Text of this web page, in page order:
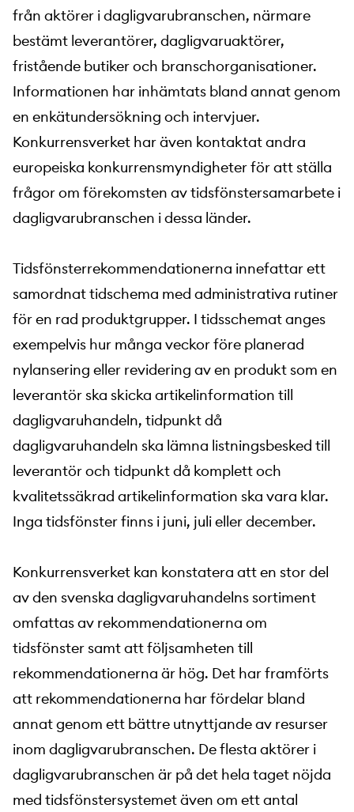
från aktörer i dagligvarubranschen, närmare
bestämt leverantörer, dagligvaruaktörer,
fristående butiker och branschorganisationer.
Informationen har inhämtats bland annat genom
en enkätundersökning och intervjuer.
Konkurrensverket har även kontaktat andra
europeiska konkurrensmyndigheter för att ställa
frågor om förekomsten av tidsfönstersamarbete i
dagligvarubranschen i dessa länder.
Tidsfönsterrekommendationerna innefattar ett
samordnat tidschema med administrativa rutiner
för en rad produktgrupper. I tidsschemat anges
exempelvis hur många veckor före planerad
nylansering eller revidering av en produkt som en
leverantör ska skicka artikelinformation till
dagligvaruhandeln, tidpunkt då
dagligvaruhandeln ska lämna listningsbesked till
leverantör och tidpunkt då komplett och
kvalitetssäkrad artikelinformation ska vara klar.
Inga tidsfönster finns i juni, juli eller december.
Konkurrensverket kan konstatera att en stor del
av den svenska dagligvaruhandelns sortiment
omfattas av rekommendationerna om
tidsfönster samt att följsamheten till
rekommendationerna är hög. Det har framförts
att rekommendationerna har fördelar bland
annat genom ett bättre utnyttjande av resurser
inom dagligvarubranschen. De flesta aktörer i
dagligvarubranschen är på det hela taget nöjda
med tidsfönstersystemet även om ett antal